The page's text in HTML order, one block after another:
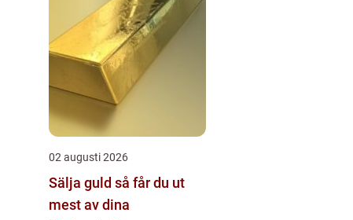
02 augusti 2026
Sälja guld så får du ut
mest av dina